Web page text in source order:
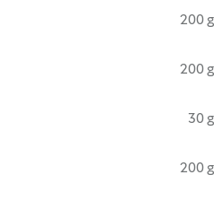
200 g
200 g
30 g
200 g